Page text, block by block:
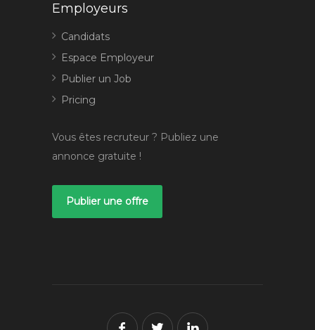
Employeurs
Candidats
Espace Employeur
Publier un Job
Pricing
Vous êtes recruteur ? Publiez une
annonce gratuite !
Publier une offre